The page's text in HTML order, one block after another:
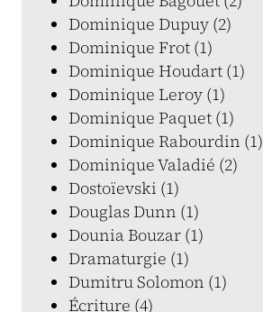
Dominique Dupuy (2)
Dominique Frot (1)
Dominique Houdart (1)
Dominique Leroy (1)
Dominique Paquet (1)
Dominique Rabourdin (1)
Dominique Valadié (2)
Dostoïevski (1)
Douglas Dunn (1)
Dounia Bouzar (1)
Dramaturgie (1)
Dumitru Solomon (1)
Écriture (4)